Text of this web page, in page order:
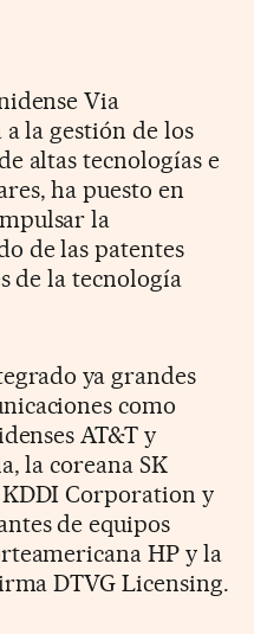
Via
la gestión de los
altas tecnologías e
ha puesto en
la
de las patentes
de la tecnología
ya grandes
como
AT&T y
la coreana SK
KDDI Corporation y
de equipos
HP y la
DTVG Licensing.